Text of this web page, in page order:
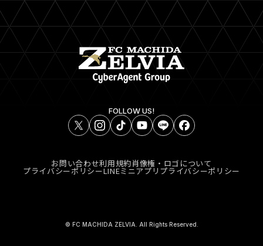
FOLLOW US!
お問い合わせ利用規約肖像権・ロゴについて
プライバシーポリシーLINEミニアプリプライバシーポリシー
© FC MACHIDA ZELVIA. All Rights Reserved.